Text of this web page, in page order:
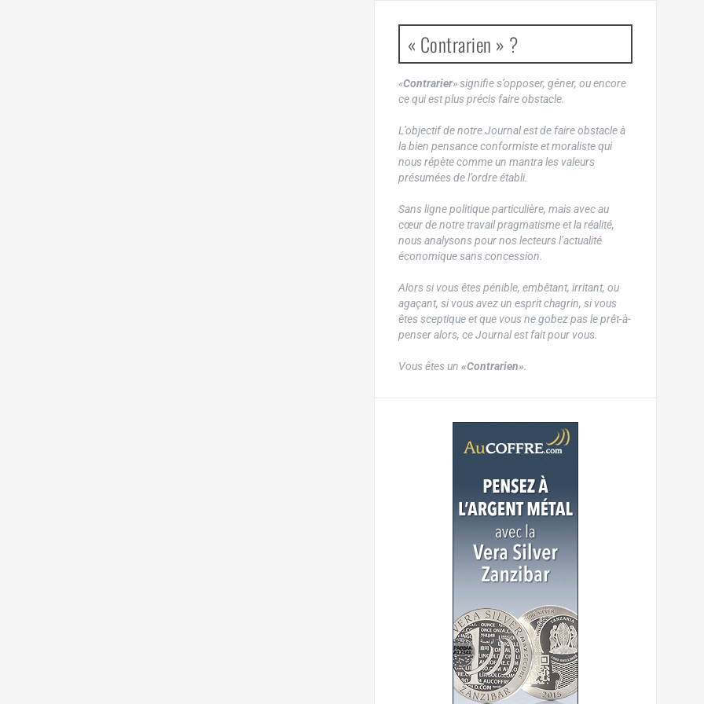
« Contrarien » ?
«Contrarier» signifie s’opposer, gêner, ou encore
ce qui est plus précis faire obstacle.
L’objectif de notre Journal est de faire obstacle à
la bien pensance conformiste et moraliste qui
nous répète comme un mantra les valeurs
présumées de l’ordre établi.
Sans ligne politique particulière, mais avec au
cœur de notre travail pragmatisme et la réalité,
nous analysons pour nos lecteurs l’actualité
économique sans concession.
Alors si vous êtes pénible, embêtant, irritant, ou
agaçant, si vous avez un esprit chagrin, si vous
êtes sceptique et que vous ne gobez pas le prêt-à-
penser alors, ce Journal est fait pour vous.
Vous êtes un «Contrarien».